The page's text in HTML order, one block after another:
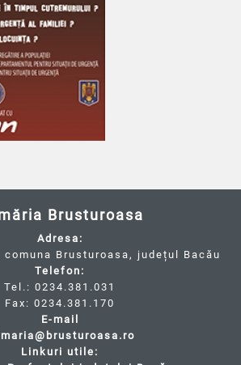
Brusturoasa
Adresa:
Brusturoasa, județul Bacău
Telefon:
Tel.: 0234.381.031
Fax: 0234.381.170
E-mail
Linkuri utile: